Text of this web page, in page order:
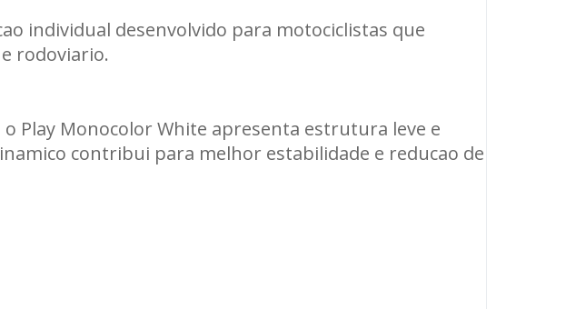
individual desenvolvido para motociclistas que
rodoviario.
Play Monocolor White apresenta estrutura leve e
contribui para melhor estabilidade e reducao de